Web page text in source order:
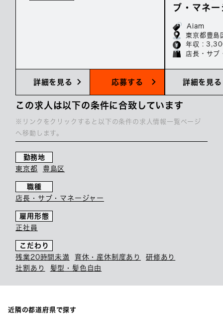
詳細を見る 応募する
ブ・マネ
集／年収
Aiam
東京都豊島
年収 :
店長・サブ
詳細を見る
この求人は以下の条件に合致しています
※リンクをクリックすると以下の条件の求人情報一覧ページ
へ移動します。
勤務地
東京都
豊島区
職種
店長・サブ・マネージャー
雇用形態
正社員
こだわり
残業20時間未満
育休・産休制度あり
研修あり
社割あり
髪型・髪色自由
近隣の都道府県で探す